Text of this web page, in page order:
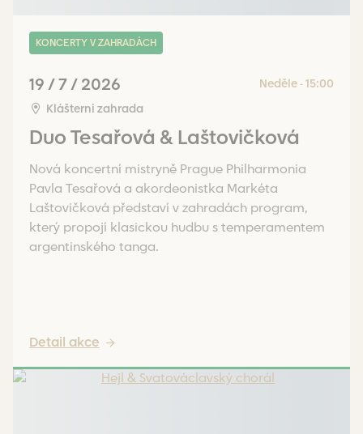
Duo Tesařová & Laštovičková
Nová koncertní mistryně Prague Philharmonia
Pavla Tesařová a akordeonistka Markéta
Laštovičková představí v zahradách program,
který propojí klasickou hudbu s temperamentem
argentinského tanga.
KONCERTY V ZAHRADÁCH
19 / 7 / 2026
Neděle - 15:00
Klášterní zahrada
Detail akce